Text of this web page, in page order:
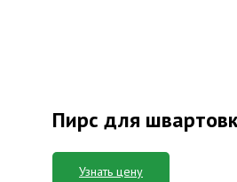
Пирс для
Узнать цену